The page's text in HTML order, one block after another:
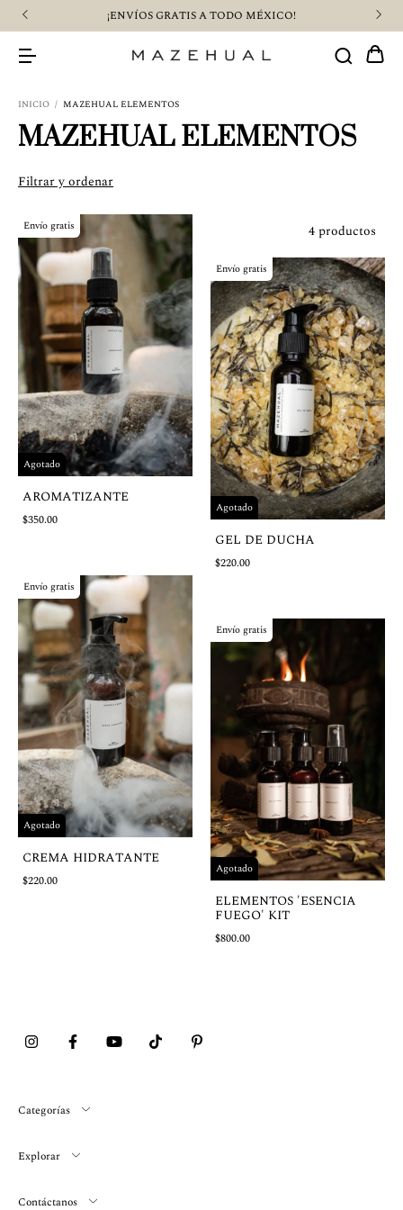
¡ENVÍOS GRATIS A TODO MÉXICO!
INICIO / MAZEHUAL ELEMENTOS
MAZEHUAL ELEMENTOS
Filtrar y ordenar
4 productos
Agotado
Envío gratis
AROMATIZANTE
$350.00
Agotado
Envío gratis
GEL DE DUCHA
$220.00
Agotado
Envío gratis
CREMA HIDRATANTE
$220.00
Agotado
Envío gratis
ELEMENTOS 'ESENCIA
FUEGO' KIT
$800.00
Categorías
Explorar
Contáctanos